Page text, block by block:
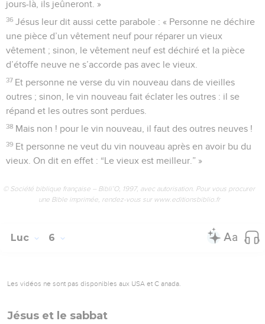
jours-là, ils jeûneront. »
36 Jésus leur dit aussi cette parabole : « Personne ne déchire
une pièce d’un vêtement neuf pour réparer un vieux
vêtement ; sinon, le vêtement neuf est déchiré et la pièce
d’étoffe neuve ne s’accorde pas avec le vieux.
37 Et personne ne verse du vin nouveau dans de vieilles
outres ; sinon, le vin nouveau fait éclater les outres : il se
répand et les outres sont perdues.
38 Mais non ! pour le vin nouveau, il faut des outres neuves !
39 Et personne ne veut du vin nouveau après en avoir bu du
vieux. On dit en effet : “Le vieux est meilleur.” »
© Société biblique française – Bibli’O, 1997, avec autorisation. Pour vous procurer
une Bible imprimée, rendez-vous sur www.editionsbiblio.fr
Luc 6
Les vidéos ne sont pas disponibles aux USA et C anada.
Jésus et le sabbat